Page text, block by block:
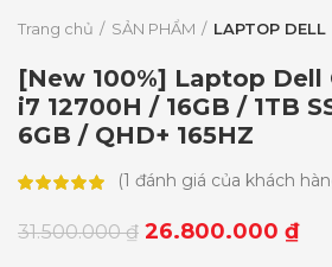
Trang chủ SẢN PHẨM LAPTOP DELL
[New 100%] Laptop Dell
i7 12700H / 16GB / 1TB
6GB / QHD+ 165HZ
(1 đánh giá của khách
31.500.000₫ 26.800.000 ₫